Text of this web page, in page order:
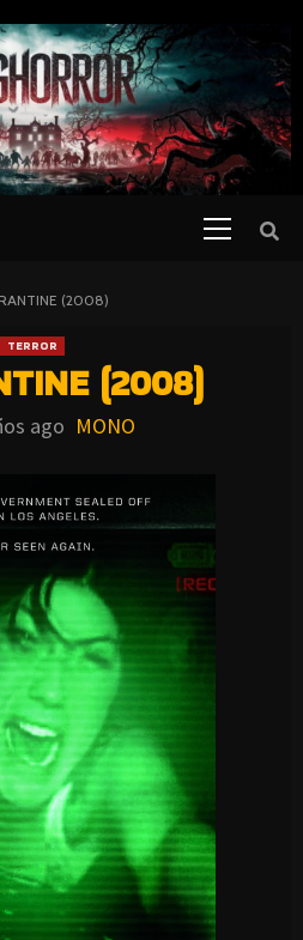
(2008)
TERROR
(2008)
ago MONO